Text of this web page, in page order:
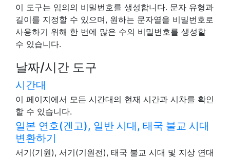
이 도구는 임의의 비밀번호를 생성합니다. 문자 유형과
길이를 지정할 수 있으며, 원하는 문자열을 비밀번호로
사용하기 위해 한 번에 많은 수의 비밀번호를 생성할
수 있습니다.
날짜/시간 도구
시간대
이 페이지에서 모든 시간대의 현재 시간과 시차를 확인
할 수 있습니다.
일본 연호(겐고), 일반 시대, 태국 불교 시대
변환하기
서기(기원), 서기(기원전), 태국 불교 시대 및 지상 연대